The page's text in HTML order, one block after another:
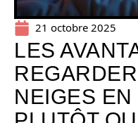
21 octobre 2025
LES
NEIGES